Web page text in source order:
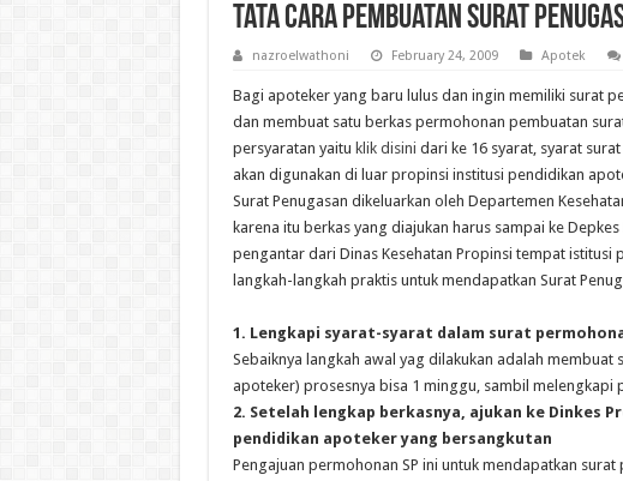
Tata Cara Pembuatan Surat
nazroelwathoni February 24, 2009 Apotek
Bagi apoteker yang baru lulus dan ingin memiliki surat
dan membuat satu berkas permohonan pembuatan
persyaratan yaitu klik disini dari ke 16 syarat, syarat
akan digunakan di luar propinsi institusi pendidikan
Surat Penugasan dikeluarkan oleh Departemen
karena itu berkas yang diajukan harus sampai ke
pengantar dari Dinas Kesehatan Propinsi tempat
langkah-langkah praktis untuk mendapatkan Surat
1. Lengkapi syarat-syarat dalam surat
Sebaiknya langkah awal yag dilakukan adalah
apoteker) prosesnya bisa 1 minggu, sambil melengkapi
2. Setelah lengkap berkasnya, ajukan ke
pendidikan apoteker yang bersangkutan
Pengajuan permohonan SP ini untuk mendapatkan